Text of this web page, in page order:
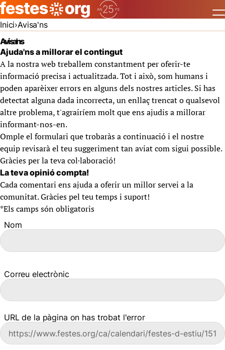
Inici Avisa'ns
Avisa'ns
Ajuda'ns a millorar el contingut
A la nostra web treballem constantment per oferir-te
informació precisa i actualitzada. Tot i això, som humans i
poden aparèixer errors en alguns dels nostres articles. Si has
detectat alguna dada incorrecta, un enllaç trencat o qualsevol
altre problema, t'agrairíem molt que ens ajudis a millorar
informant-nos-en.
Omple el formulari que trobaràs a continuació i el nostre
equip revisarà el teu suggeriment tan aviat com sigui possible.
Gràcies per la teva col·laboració!
La teva opinió compta!
Cada comentari ens ajuda a oferir un millor servei a la
comunitat. Gràcies pel teu temps i suport!
*Els camps són obligatoris
Nom
Correu electrònic
URL de la pàgina on has trobat l'error